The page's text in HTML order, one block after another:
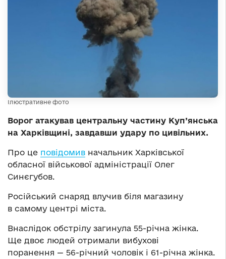
Ілюстративне фото
Ворог атакував центральну частину Куп’янська
на Харківщині, завдавши удару по цивільних.
Про це повідомив начальник Харківської
обласної військової адміністрації Олег
Синєгубов.
Російський снаряд влучив біля магазину
в самому центрі міста.
Внаслідок обстрілу загинула 55-річна жінка.
Ще двоє людей отримали вибухові
поранення — 56-річний чоловік і 61-річна жінка.